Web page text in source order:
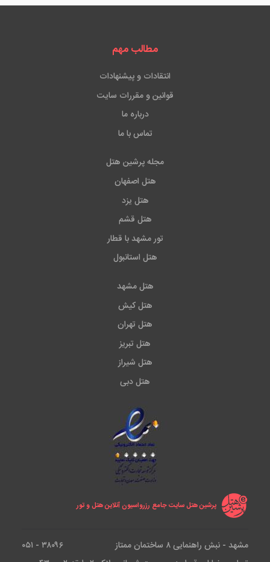
مطالب مهم
انتقادات و پیشنهادات
قوانین و مقررات سایت
درباره ما
تماس با ما
مجله پرشین هتل
هتل اصفهان
هتل یزد
هتل قشم
تور مشهد با قطار
هتل استانبول
هتل مشهد
هتل کیش
هتل تهران
هتل تبریز
هتل شیراز
هتل دبی
پرشین هتل سایت جامع رزرواسیون آنلاین هتل و تور
مشهد - نبش راهنمایی ۸ ساختمان ممتاز
۳۸۰۹۶ - ۰۵۱